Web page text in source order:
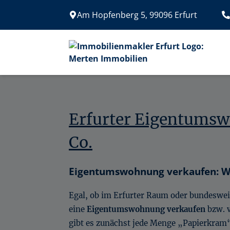
Am Hopfenberg 5, 99096 Erfurt
Erfurter
Co.
Eigentumswohnung verkaufen:
Egal, ob im Erfurter Raum oder
eine Eigentumswohnung verkaufen bzw.
gibt es zunächst jede Menge